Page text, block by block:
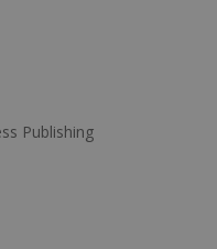
Publishing